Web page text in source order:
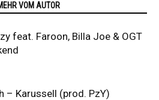
VOM AUTOR
feat. Faroon, Billa Joe & OGT
– Karussell (prod. PzY)